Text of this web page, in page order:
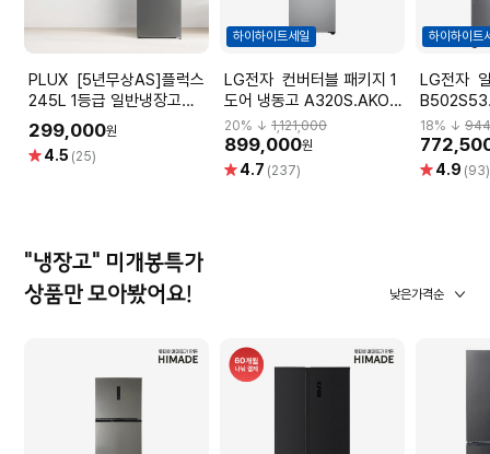
PLUX [5년무상AS]플럭스
245L 1등급 일반냉장고
PLX-RF245SL [245L,실
버]
299,000원
별 4.5 (25)
하이하이트세일
LG전자 컨버터블 패키지 1
도어 냉동고 A320S.AKOR
[321L]
20% ↓1,121,000
899,000원
별 4.7 (237)
하이하이트
LG전자 일반냉장고
18% ↓
별 4.9 (93)
"냉장고" 미개봉특가
상품만 모아봤어요!
낮은가격순